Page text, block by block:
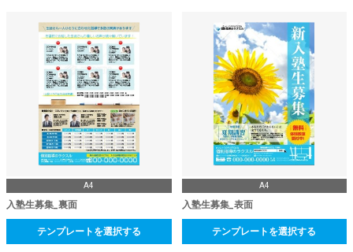
A4
入塾生募集_裏面
テンプレートを選択する
A4
入塾生募集_表面
テンプレートを選択する